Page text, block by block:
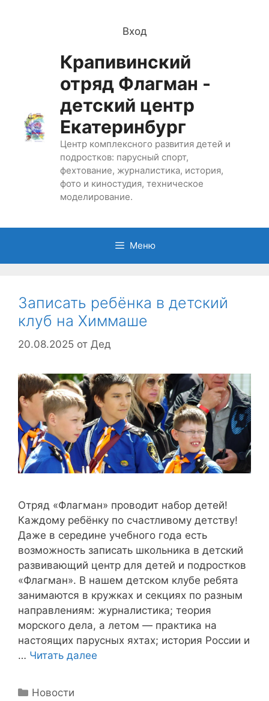
Вход
Крапивинский
отряд Флагман -
детский центр
Екатеринбург
Центр комплексного развития детей и
подростков: парусный спорт,
фехтование, журналистика, история,
фото и киностудия, техническое
моделирование.
Меню
Записать ребёнка в детский
клуб на Химмаше
20.08.2025 от Дед
Отряд «Флагман» проводит набор детей!
Каждому ребёнку по счастливому детству!
Даже в середине учебного года есть
возможность записать школьника в детский
развивающий центр для детей и подростков
«Флагман». В нашем детском клубе ребята
занимаются в кружках и секциях по разным
направлениям: журналистика; теория
морского дела, а летом — практика на
настоящих парусных яхтах; история России и
… Читать далее
Рубрики
Новости